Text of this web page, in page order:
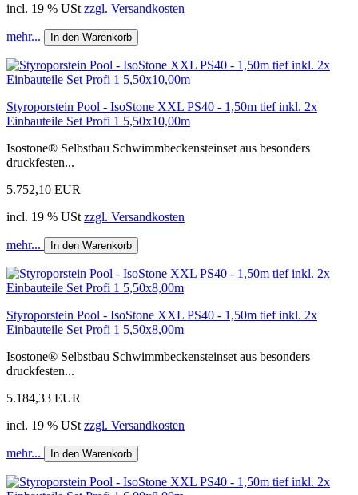
incl. 19 % USt zzgl. Versandkosten
mehr... In den Warenkorb
Styroporstein Pool - IsoStone XXL PS40 - 1,50m tief inkl. 2x
Einbauteile Set Profi 1 5,50x10,00m
Isostone® Selbstbau Schwimmbeckensteinset aus besonders
druckfesten...
5.752,10 EUR
incl. 19 % USt zzgl. Versandkosten
mehr... In den Warenkorb
Styroporstein Pool - IsoStone XXL PS40 - 1,50m tief inkl. 2x
Einbauteile Set Profi 1 5,50x8,00m
Isostone® Selbstbau Schwimmbeckensteinset aus besonders
druckfesten...
5.184,33 EUR
incl. 19 % USt zzgl. Versandkosten
mehr... In den Warenkorb